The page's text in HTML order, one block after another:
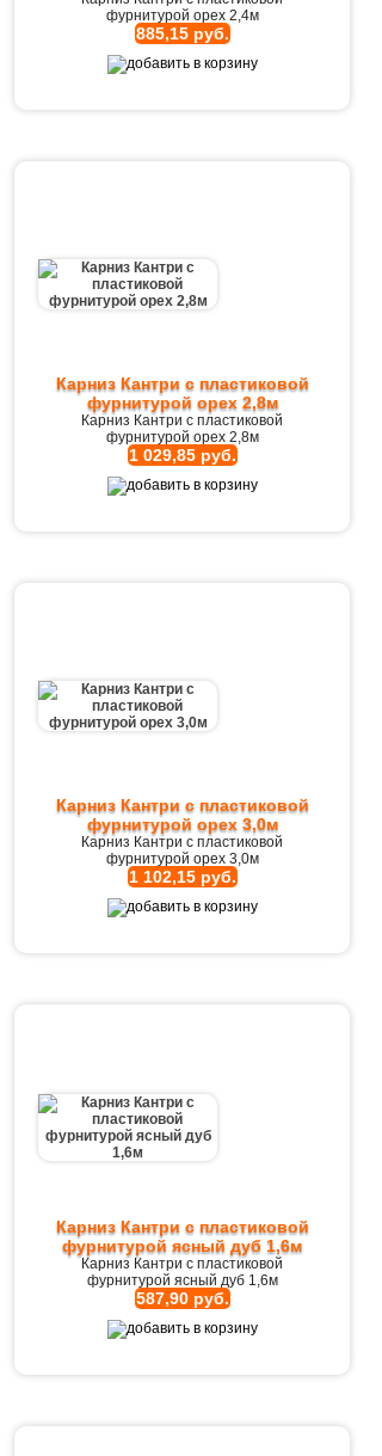
фурнитурой орех 2,4м
885,15 руб.
Карниз Кантри с пластиковой
фурнитурой орех 2,8м
Карниз Кантри с пластиковой
фурнитурой орех 2,8м
1 029,85 руб.
Карниз Кантри с пластиковой
фурнитурой орех 3,0м
Карниз Кантри с пластиковой
фурнитурой орех 3,0м
1 102,15 руб.
Карниз Кантри с пластиковой
фурнитурой ясный дуб 1,6м
Карниз Кантри с пластиковой
фурнитурой ясный дуб 1,6м
587,90 руб.